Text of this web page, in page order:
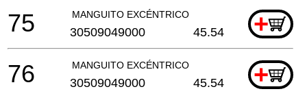
MANGUITO EXCÉNTRICO +
75 30509049000 45.54
MANGUITO EXCÉNTRICO +
76 30509049000 45.54